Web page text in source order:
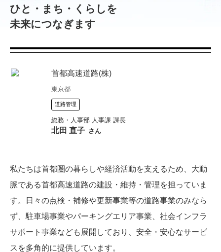
ひと・まち・くらしを
未来につなぎます
首都高速道路(株)
東京都
道路管理
総務・人事部 人事課 課長
北田 直子 さん
私たちは首都圏の暮らしや経済活動を支えるため、大動
脈である首都高速道路の建設・維持・管理を担っていま
す。日々の点検・補修や更新事業等の道路事業のみなら
ず、駐車場事業やパーキングエリア事業、社会インフラ
サポート事業なども展開しており、安全・安心なサービ
スを多角的に提供しています。